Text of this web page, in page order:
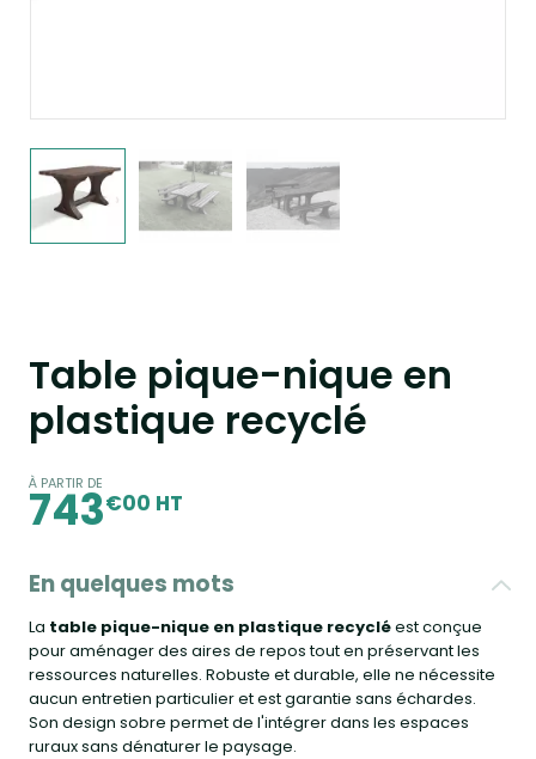
Table pique-nique en
plastique recyclé
À PARTIR DE
743€00 HT
En quelques mots
La table pique-nique en plastique recycléest conçue
pour aménager des aires de repos tout en préservant les
ressources naturelles. Robuste et durable, elle ne nécessite
aucun entretien particulier et est garantie sans échardes.
Son design sobre permet de l'intégrer dans les espaces
ruraux sans dénaturer le paysage.